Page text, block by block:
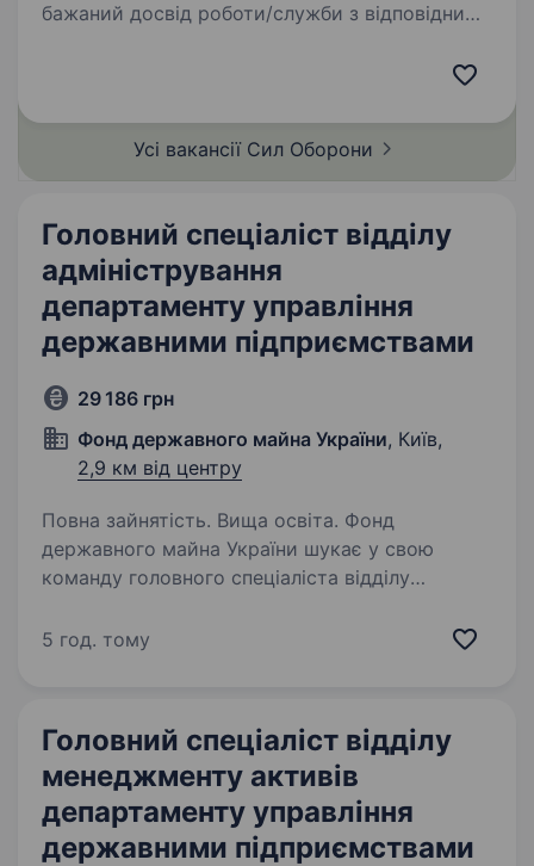
бажаний досвід роботи/служби з відповідними
швидко адаптуватися до динамічних змін під
Усі вакансії Сил Оборони
Головний спеціаліст відділу
адміністрування
департаменту управління
державними підприємствами
29 186 грн
Фонд державного майна України, Київ,
2,9 км від центру
Повна зайнятість. Вища освіта. Фонд
державного майна України шукає у свою
команду головного спеціаліста відділу
державними підприємствами
5 год. тому
Головний спеціаліст відділу
менеджменту активів
департаменту управління
державними підприємствами